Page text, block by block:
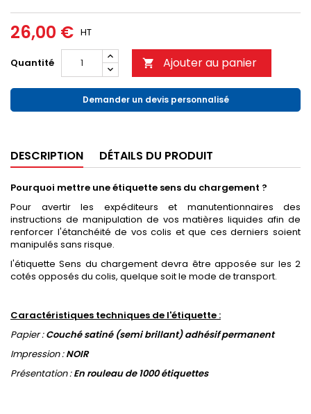
26,00 € HT
Quantité  Ajouter au panier
Demander un devis personnalisé
DESCRIPTION DÉTAILS DU PRODUIT
Pourquoi mettre une étiquette sens du chargement ?
Pour avertir les expéditeurs et manutentionnaires des
instructions de manipulation de vos matières liquides afin de
renforcer l'étanchéité de vos colis et que ces derniers soient
manipulés sans risque.
l'étiquette Sens du chargement devra être apposée sur les 2
cotés opposés du colis, quelque soit le mode de transport.
Caractéristiques techniques de l'étiquette :
Papier :Couché satiné (semi brillant) adhésif permanent
Impression :NOIR
Présentation :En rouleau de 1000 étiquettes